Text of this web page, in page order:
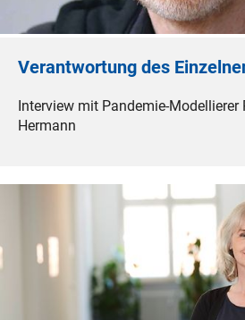
Verantwortung des
Interview mit Pandemie-
Hermann